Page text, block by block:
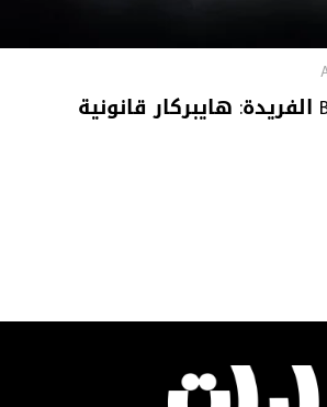
Bugatti Destrier الفريدة: هايبركار قانونية